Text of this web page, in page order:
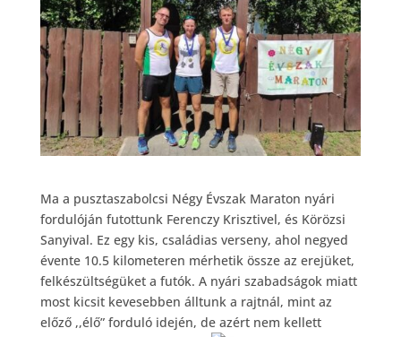
Ma a pusztaszabolcsi Négy Évszak Maraton nyári
fordulóján futottunk Ferenczy Krisztivel, és Körözsi
Sanyival. Ez egy kis, családias verseny, ahol negyed
évente 10.5 kilometeren mérhetik össze az erejüket,
felkészültségüket a futók. A nyári szabadságok miatt
most kicsit kevesebben álltunk a rajtnál, mint az
előző ,,élő” forduló idején, de azért nem kellett